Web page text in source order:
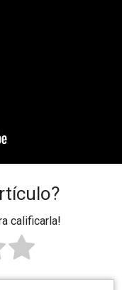
calificarla!